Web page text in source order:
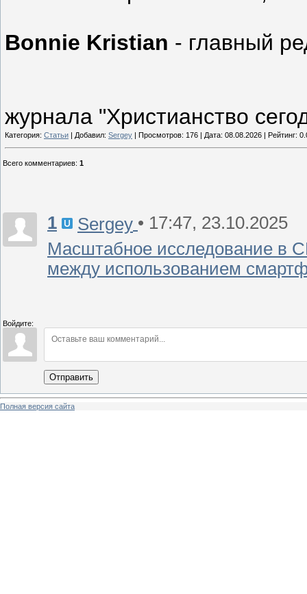
Bonnie Kristian - главный
журнала "Христианство
Категория: Статьи | Добавил: Sergey | Просмотров: 176 | Дата: 08.08.2026 | Рейтинг:
Всего комментариев: 1
1 Sergey • 17:47, 23.10.2025
Масштабное исследование в
между использованием
Войдите:
Отправить
Полная версия сайта